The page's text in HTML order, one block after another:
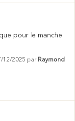
pour le manche
12/2025 par Raymond